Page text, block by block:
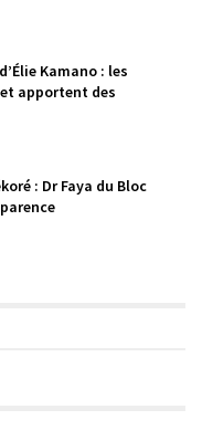
Kamano : les
apportent des
: Dr Faya du Bloc